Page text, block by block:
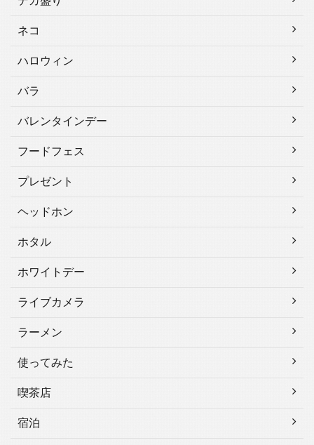
ネコ
ハロウィン
バラ
バレンタインデー
フードフェス
プレゼント
ヘッドホン
ホタル
ホワイトデー
ライブカメラ
ラーメン
使ってみた
喫茶店
宿泊